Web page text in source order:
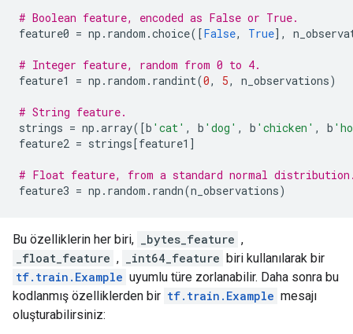
# Boolean feature, encoded as False or True.
feature0 = np . random .choice([False, True],
# Integer feature, random from 0 to 4.
feature1 = np . random . randint(0, 5, n_observations)
# String feature.
strings = np .array([b 'cat' , b 'dog' , b 'chicken' , b
feature2 = strings[feature1 ]
# Float feature, from a standard normal
feature3 = np . random . randn(n_observations)
Bu özelliklerin her biri, _bytes_feature ,
_float_feature , _int64_feature biri kullanılarak bir
tf.train.Example uyumlu türe zorlanabilir. Daha sonra bu
kodlanmış özelliklerden bir tf.train.Example mesajı
oluşturabilirsiniz: